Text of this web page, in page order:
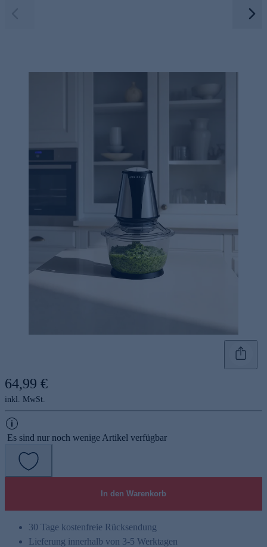
64,99 €
inkl. MwSt.
Es sind nur noch wenige Artikel verfügbar
In den Warenkorb
30 Tage kostenfreie Rücksendung
Lieferung innerhalb von 3-5 Werktagen